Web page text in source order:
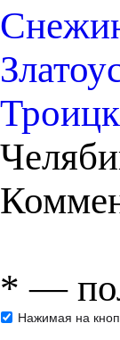
Троицк
* —
Нажимая на